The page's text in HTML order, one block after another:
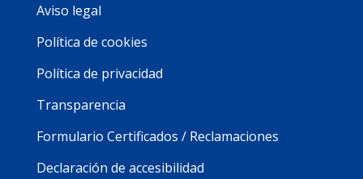
Aviso legal
Política de cookies
Política de privacidad
Transparencia
Formulario Certificados / Reclamaciones
Declaración de accesibilidad